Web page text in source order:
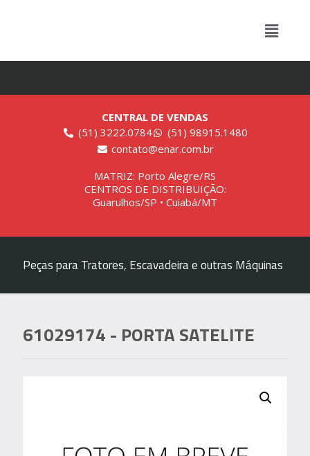
CENTRAL DE VENDAS
(51) 3222.0784
(51) 98915.1480
contato@enar.com.br
MATRIZ: Porto Alegre/RS
CENTROS DE DISTRIBUIÇÃO:
Guarulhos/SP • Cuiabá/MT
Peças para Tratores, Escavadeira e outras Máquinas
61029174 - PORTA SATELITE